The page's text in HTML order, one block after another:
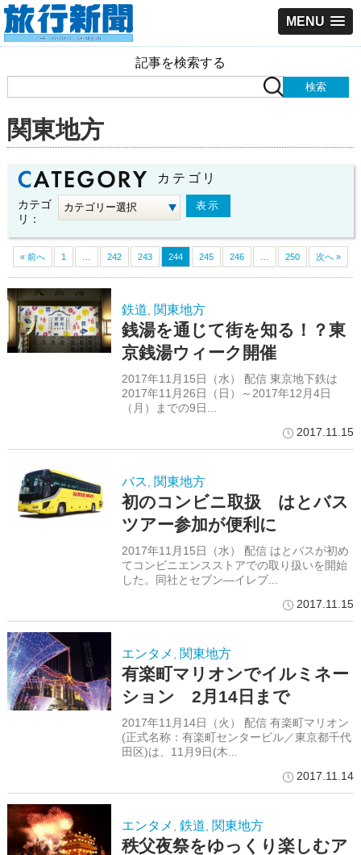
MENU
記事を検索する
関東地方
カテゴリ
カテゴ
リ：
« 前へ 1 242 243 244 245 246 250 次へ »
鉄道, 関東地方
銭湯を通じて街を知る！？東
京銭湯ウィーク開催
2017年11月15日（水） 配信 東京地下鉄は
2017年11月26日（日）～2017年12月4日
（月）までの9日...
2017.11.15
バス, 関東地方
初のコンビニ取扱 はとバス
ツアー参加が便利に
2017年11月15日（水） 配信 はとバスが初め
てコンビニエンスストアでの取り扱いを開始
した。同社とセブン―イレブ...
2017.11.15
エンタメ , 関東地方
有楽町マリオンでイルミネー
ション 2月14日まで
2017年11月14日（火） 配信 有楽町マリオン
(正式名称：有楽町センタービル／東京都千代
田区)は、11月9日(木...
2017.11.14
エンタメ , 鉄道, 関東地方
秩父夜祭をゆっくり楽しむア